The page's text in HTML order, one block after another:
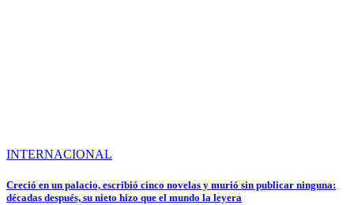
INTERNACIONAL
Creció en un palacio, escribió cinco novelas y murió sin publicar ninguna:
décadas después, su nieto hizo que el mundo la leyera